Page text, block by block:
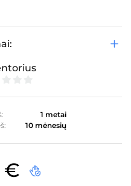
1 metai
10 mėnesių
€